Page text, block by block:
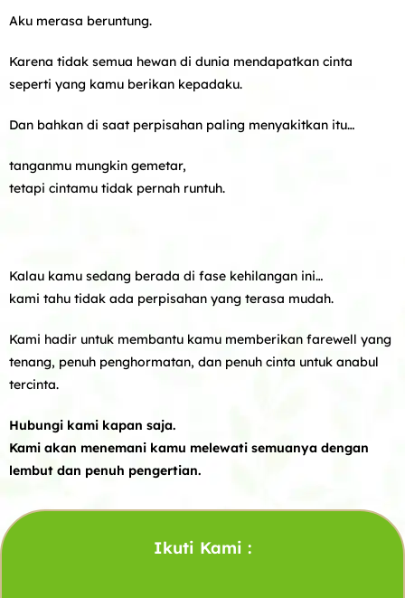
Aku merasa beruntung.
Karena tidak semua hewan di dunia mendapatkan cinta
seperti yang kamu berikan kepadaku.
Dan bahkan di saat perpisahan paling menyakitkan itu…
tanganmu mungkin gemetar,
tetapi cintamu tidak pernah runtuh.
Kalau kamu sedang berada di fase kehilangan ini…
kami tahu tidak ada perpisahan yang terasa mudah.
Kami hadir untuk membantu kamu memberikan farewell yang
tenang, penuh penghormatan, dan penuh cinta untuk anabul
tercinta.
Hubungi kami kapan saja.
Kami akan menemani kamu melewati semuanya dengan
lembut dan penuh pengertian.
Ikuti Kami :